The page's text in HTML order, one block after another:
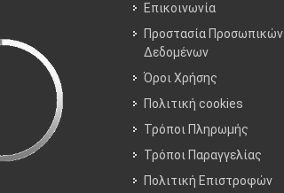
Επικοινωνία
Προστασία Προσωπικών
Δεδομένων
Όροι Χρήσης
Πολιτική cookies
Τρόποι Πληρωμής
Τρόποι Παραγγελίας
Πολιτική Επιστροφών